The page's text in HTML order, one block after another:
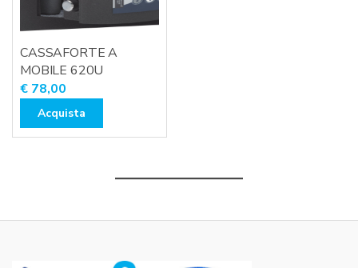
CASSAFORTE A
MOBILE 620U
€ 78,00
Acquista